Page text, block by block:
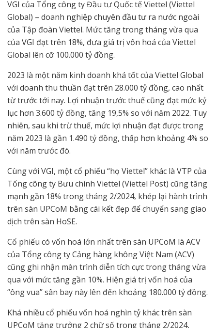
VGI của Tổng công ty Đầu tư Quốc tế Viettel (Viettel
Global) – doanh nghiệp chuyên đầu tư ra nước ngoài
của Tập đoàn Viettel. Mức tăng trong tháng vừa qua
của VGI đạt trên 18%, đưa giá trị vốn hoá của Viettel
Global lên cỡ 100.000 tỷ đồng.
2023 là một năm kinh doanh khá tốt của Viettel Global
với doanh thu thuần đạt trên 28.000 tỷ đồng, cao nhất
từ trước tới nay. Lợi nhuận trước thuế cũng đạt mức kỷ
lục hơn 3.600 tỷ đồng, tăng 19,5% so với năm 2022. Tuy
nhiên, sau khi trừ thuế, mức lợi nhuận đạt được trong
năm 2023 là gần 1.490 tỷ đồng, thấp hơn khoảng 4% so
với năm trước đó.
Cùng với VGI, một cổ phiếu “họ Viettel” khác là VTP của
Tổng công ty Bưu chính Viettel (Viettel Post) cũng tăng
mạnh gần 18% trong tháng 2/2024, khép lại hành trình
trên sàn UPCoM bằng cái kết đẹp để chuyển sang giao
dịch trên sàn HoSE.
Cổ phiếu có vốn hoá lớn nhất trên sàn UPCoM là ACV
của Tổng công ty Cảng hàng không Việt Nam (ACV)
cũng ghi nhận màn trình diễn tích cực trong tháng vừa
qua với mức tăng gần 10%. Hiện giá trị vốn hoá của
“ông vua” sân bay này lên đến khoảng 180.000 tỷ đồng.
Khá nhiều cổ phiếu vốn hoá nghìn tỷ khác trên sàn
UPCoM tăng trưởng 2 chữ số trong tháng 2/2024,